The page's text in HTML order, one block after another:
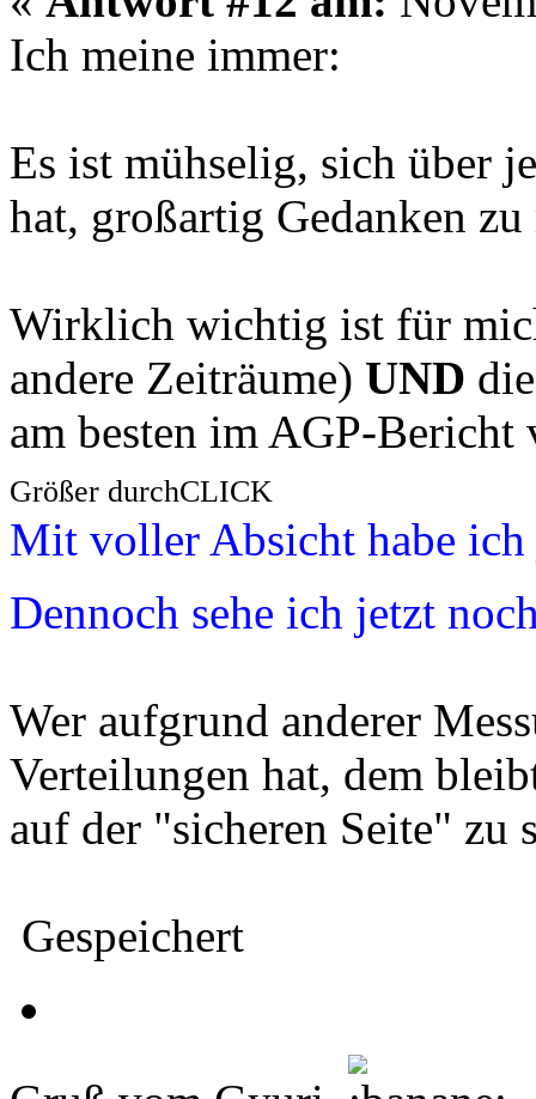
Ich meine immer:
Es ist mühselig, sich über
hat, großartig Gedanken zu
Wirklich wichtig ist für
andere Zeiträume) UND
am besten im AGP-
Größer durchCLICK
Mit voller Absicht habe ich
Dennoch sehe ich jetzt
Wer aufgrund anderer
Verteilungen hat, dem
auf der "sicheren Seite" zu
Gespeichert